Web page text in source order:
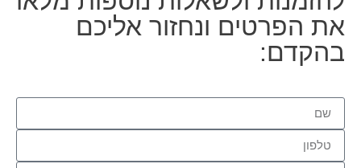
את הפרטים ונחזור אליכם
בהקדם: